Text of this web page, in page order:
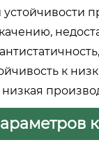
устойчивости
к